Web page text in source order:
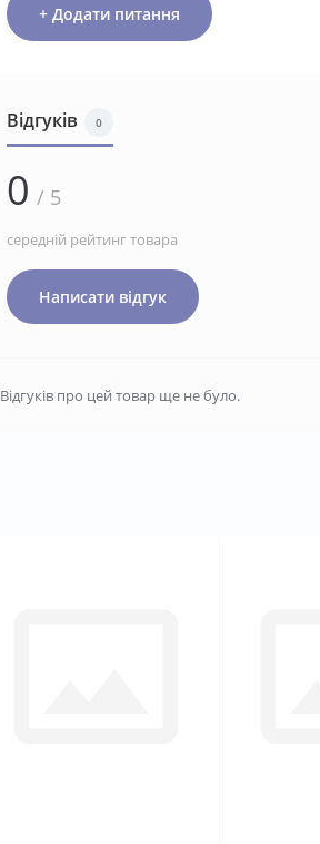
+ Додати питання
Відгуків 0
0 / 5
середній рейтинг товара
Написати відгук
Відгуків про цей товар ще не було.